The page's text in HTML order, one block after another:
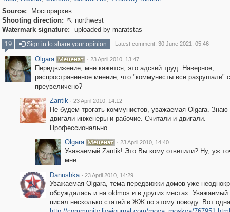
Source:
Мосгорархив
Shooting direction:  northwest
Watermark signature:
uploaded by maratstas
19
Sign in to share your opinion Latest comment: 30 June 2021, 05:46
Olgara · 23 April 2010, 13:47
Передвижение, мне кажется, это адский труд. Наверное,
распространенное мнение, что "коммунисты все разрушали"
преувеличено?
Zantik · 23 April 2010, 14:12
Не будем трогать коммунистов, уважаемая Olgara. Знаю
двигали инженеры и рабочие. Считали и двигали.
Профессионально.
Olgara
· 23 April 2010, 14:40
Уважаемый Zantik! Это Вы кому ответили? Ну, уж
мне.
Danushka · 23 April 2010, 14:29
Уважаемая Olgara, тема передвижки домов уже
обсуждалась и на oldmos и в других местах. Уважаемый
писал несколько статей в ЖЖ по этому поводу. Вот